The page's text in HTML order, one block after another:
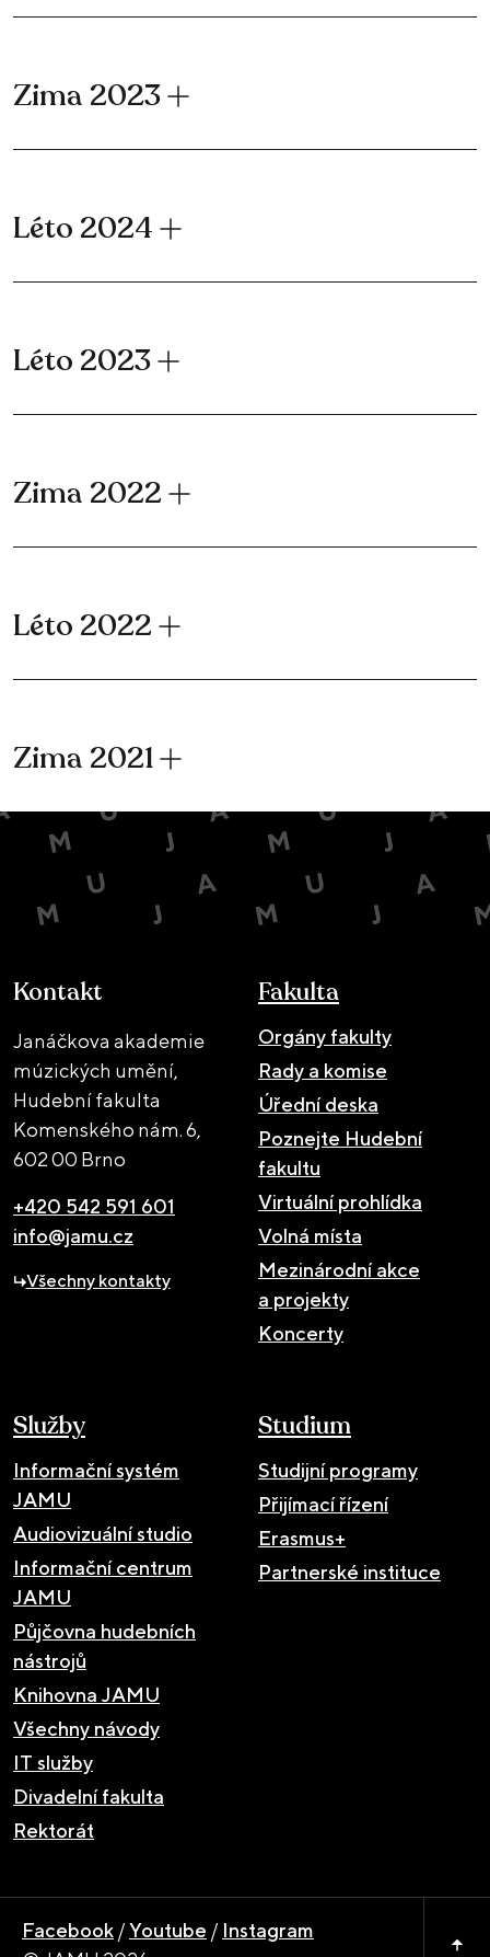
Zima 2023
Léto 2024
Léto 2023
Zima 2022
Léto 2022
Zima 2021
Kontakt
Janáčkova akademie
múzických umění,
Hudební fakulta
Komenského nám. 6,
602 00 Brno
+420 542 591 601
info@jamu.cz
Všechny kontakty
Fakulta
Orgány fakulty
Rady a komise
Úřední deska
Poznejte Hudební
fakultu
Virtuální prohlídka
Volná místa
Mezinárodní akce
a projekty
Koncerty
Služby
Informační systém
JAMU
Audiovizuální studio
Informační centrum
JAMU
Půjčovna hudebních
nástrojů
Knihovna JAMU
Všechny návody
IT služby
Divadelní fakulta
Rektorát
Studium
Studijní programy
Přijímací řízení
Erasmus+
Partnerské instituce
Facebook /Youtube / Instagram